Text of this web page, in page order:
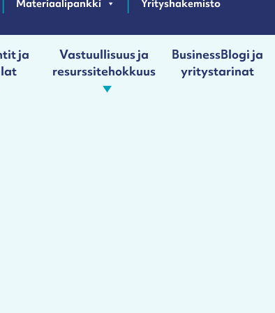
Materiaalipankki
Yrityshakemisto
ja
Vastuullisuus ja
resurssitehokkuus
BusinessBlogi ja
yritystarinat